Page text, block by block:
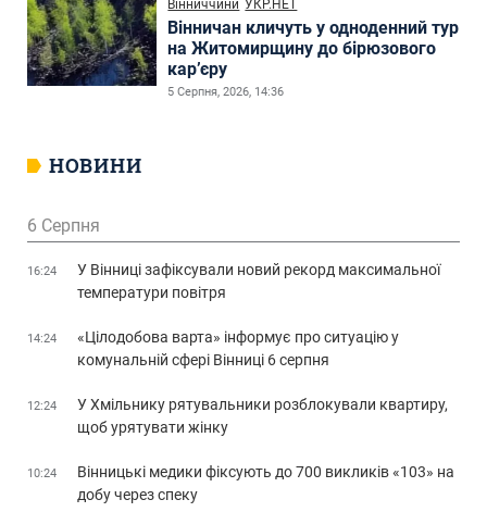
Вінниччини УКР.НЕТ
Вінничан кличуть у одноденний тур
на Житомирщину до бірюзового
кар’єру
5 Серпня, 2026, 14:36
НОВИНИ
6 Серпня
16:24
У Вінниці зафіксували новий рекорд максимальної
температури повітря
14:24
«Цілодобова варта» інформує про ситуацію у
комунальній сфері Вінниці 6 серпня
12:24
У Хмільнику рятувальники розблокували квартиру,
щоб урятувати жінку
10:24
Вінницькі медики фіксують до 700 викликів «103» на
добу через спеку